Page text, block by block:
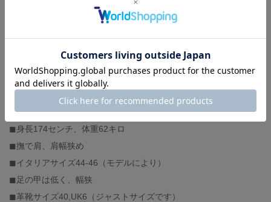
knit : CRUCIANI（着用サイズ 46）
pants : 私物（LEVI'S MADE & CRAFTED）
shoes : 私物（ALDEN）
-スタッフ体型-
◼︎身長174センチ、体重62キロ
◼︎撫で肩、肩幅狭め
◼︎イタリアサイズ44-46（モデルにより）
◼︎足の甲は低く、幅狭
◼︎革靴サイズ40,UK6（ジャストサイズです）